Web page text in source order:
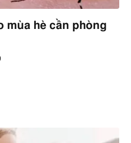
mùa hè cần phòng